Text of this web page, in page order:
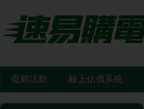
促銷活動 線上估價系統